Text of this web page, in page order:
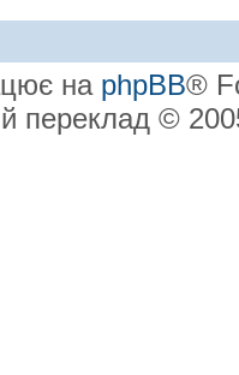
на phpBB®
переклад ©